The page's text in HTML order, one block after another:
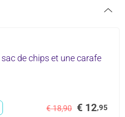
de chips et une carafe
€ 18,90 € 12,95